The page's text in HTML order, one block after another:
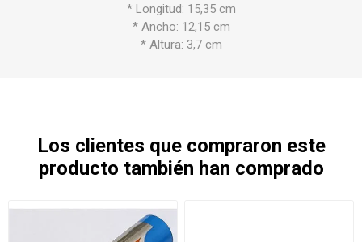
* Longitud: 15,35 cm
* Ancho: 12,15 cm
* Altura: 3,7 cm
Los clientes que compraron este
producto también han comprado